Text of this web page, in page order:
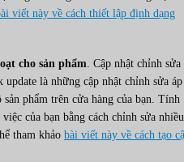
viết này về cách thiết lập định dạng
cho sản phẩm . Cập nhật chỉnh sửa
là những cập nhật chỉnh sửa áp
phẩm trên cửa hàng của bạn. Tính
của bạn bằng cách chỉnh sửa nhiều
tham khảo bài viết này về cách tạo